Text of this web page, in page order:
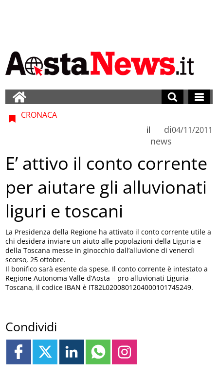
CRONACA
di
news
il 04/11/2011
E’ attivo il conto corrente
per aiutare gli alluvionati
liguri e toscani
La Presidenza della Regione ha attivato il conto corrente utile a
chi desidera inviare un aiuto alle popolazioni della Liguria e
della Toscana messe in ginocchio dall’alluvione di venerdì
scorso, 25 ottobre.
Il bonifico sarà esente da spese. Il conto corrente è intestato a
Regione Autonoma Valle d’Aosta – pro alluvionati Liguria-
Toscana, il codice IBAN è IT82L0200801204000101745249.
Condividi